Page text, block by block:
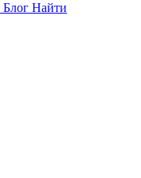
Блог Найти